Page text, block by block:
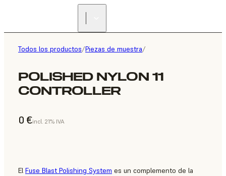
Todos los productos/Piezas de muestra/
POLISHED NYLON 11
CONTROLLER
0 €incl. 21% IVA
El Fuse Blast Polishing System es un complemento de la